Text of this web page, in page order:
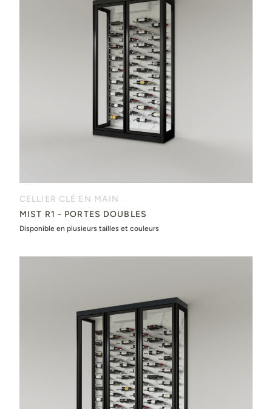
CELLIER CLÉ EN MAIN
MIST R1 - PORTES DOUBLES
Disponible en plusieurs tailles et couleurs